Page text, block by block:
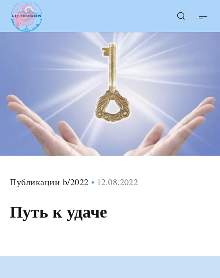
LITTERcon
Публикации b/2022 12.08.2022
Путь к удаче